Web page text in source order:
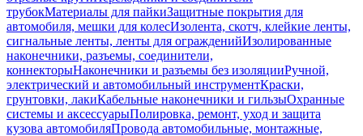
трубокМатериалы для пайкиЗащитные покрытия для
автомобиля, мешки для колесИзолента, скотч, клейкие ленты,
сигнальные ленты, ленты для огражденийИзолированные
наконечники, разъемы, соединители,
коннекторыНаконечники и разъемы без изоляцииРучной,
электрический и автомобильный инструментКраски,
грунтовки, лакиКабельные наконечники и гильзыОхранные
системы и аксессуарыПолировка, ремонт, уход и защита
кузова автомобиляПровода автомобильные, монтажные,